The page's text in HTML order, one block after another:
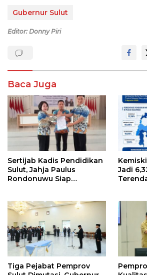
Gubernur Sulut
Editor: Donny Piri
Baca Juga
Sertijab Kadis Pendidikan
Sulut, Jahja Paulus
Rondonuwu Siap
Jadi
Tiga Pejabat Pemprov